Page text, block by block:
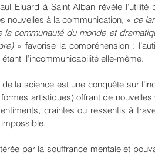
Eluard à Saint Alban révèle
nouvelles à la communication, « ce
la communauté du monde et
» favorise la compréhension :
l’incommunicabilité elle-même.
de la science est une conquête sur
artistiques) offrant de
craintes ou ressentis à
par la souffrance mentale et